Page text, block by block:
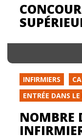
INFIRMIERS
ENTRÉE DANS
NOMBRE